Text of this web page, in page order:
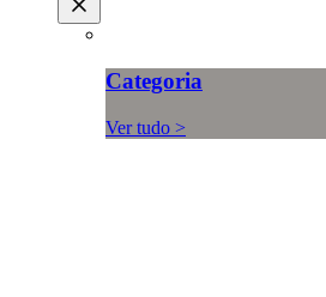
Categoria
Ver tudo >